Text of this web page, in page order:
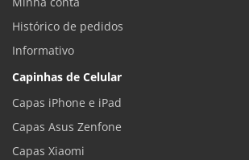
Histórico de pedidos
Informativo
Capinhas de Celular
Capas iPhone e iPad
Capas Asus Zenfone
Capas Xiaomi